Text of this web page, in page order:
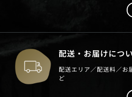
配送・お届けにつ
配送エリア／配送料／お
ど